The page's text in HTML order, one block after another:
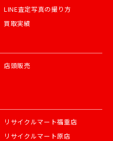
LINE査定写真の撮り方
買取実績
店頭販売
リサイクルマート福重店
リサイクルマート原店